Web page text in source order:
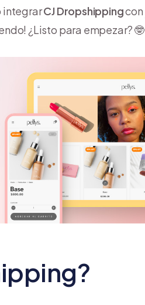
integrarCJ Dropshippingcon
¿Listo para empezar? 🤓